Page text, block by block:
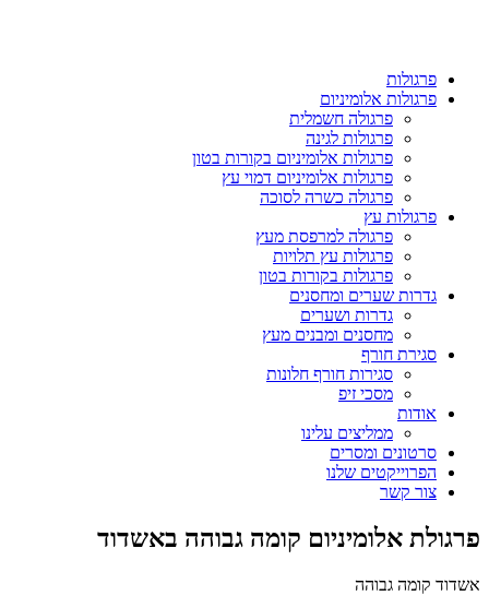
פרגולות
פרגולות אלומיניום
פרגולה חשמלית
פרגולות לגינה
פרגולות אלומיניום בקורות בטון
פרגולות אלומיניום דמוי עץ
פרגולה כשרה לסוכה
פרגולות עץ
פרגולה למרפסת מעץ
פרגולות עץ תלויות
פרגולות בקורות בטון
גדרות שערים ומחסנים
גדרות ושערים
מחסנים ומבנים מעץ
סגירת חורף
סגירות חורף חלונות
מסכי זיפ
אודות
ממליצים עלינו
סרטונים ומסרים
הפרוייקטים שלנו
צור קשר
פרגולת אלומיניום קומה גבוהה באשדוד
אשדוד קומה גבוהה